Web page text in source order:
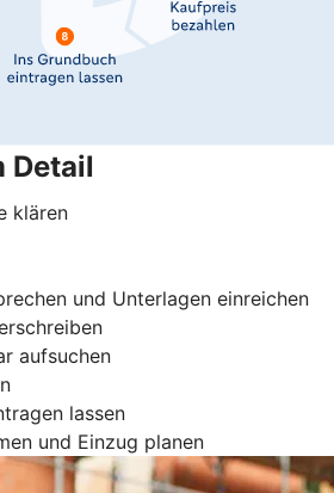
Detail
klären
und Unterlagen einreichen
aufsuchen
lassen
und Einzug planen